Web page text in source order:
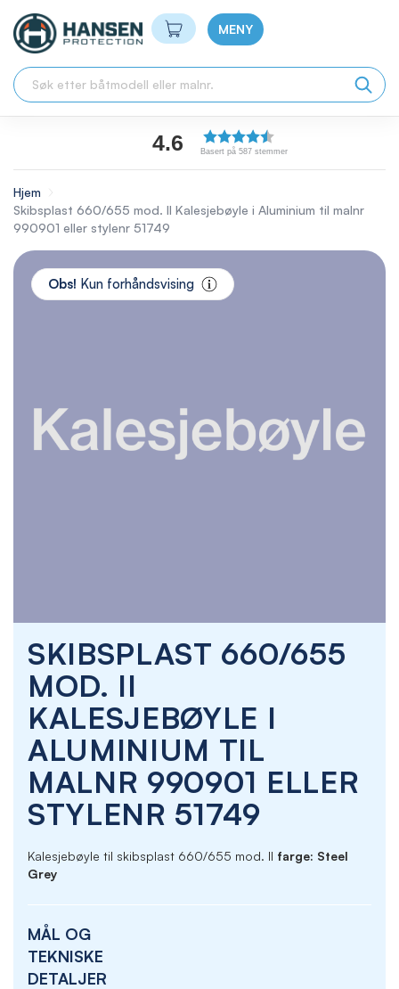
Min handlekurv
MENY
4.6 Basert på 587 stemmer
Hjem
Skibsplast 660/655 mod. II Kalesjebøyle i Aluminium til malnr
990901 eller stylenr 51749
SKIBSPLAST 660/655
MOD. II
KALESJEBØYLE I
ALUMINIUM TIL
MALNR 990901 ELLER
STYLENR 51749
Kalesjebøyle til skibsplast 660/655 mod. II farge: Steel
Grey
MÅL OG
TEKNISKE
DETALJER
Skip
Obs! Kun forhåndsvising
the
beginning
images
gallery